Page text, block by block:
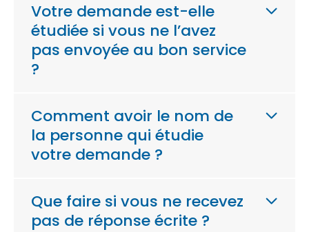
Votre demande est-elle
étudiée si vous ne l’avez
pas envoyée au bon service
?
Comment avoir le nom de
la personne qui étudie
votre demande ?
Que faire si vous ne recevez
pas de réponse écrite ?